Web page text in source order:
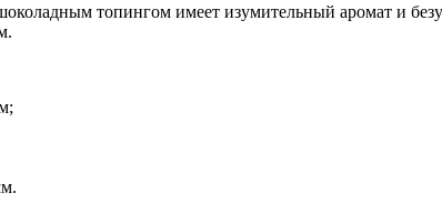
топингом имеет изумительный аромат и